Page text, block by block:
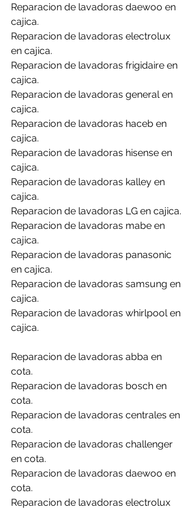
Reparacion de lavadoras daewoo en
cajica.
Reparacion de lavadoras electrolux
en cajica.
Reparacion de lavadoras frigidaire en
cajica.
Reparacion de lavadoras general en
cajica.
Reparacion de lavadoras haceb en
cajica.
Reparacion de lavadoras hisense en
cajica.
Reparacion de lavadoras kalley en
cajica.
Reparacion de lavadoras LG en cajica.
Reparacion de lavadoras mabe en
cajica.
Reparacion de lavadoras panasonic
en cajica.
Reparacion de lavadoras samsung en
cajica.
Reparacion de lavadoras whirlpool en
cajica.
Reparacion de lavadoras abba en
cota.
Reparacion de lavadoras bosch en
cota.
Reparacion de lavadoras centrales en
cota.
Reparacion de lavadoras challenger
en cota.
Reparacion de lavadoras daewoo en
cota.
Reparacion de lavadoras electrolux